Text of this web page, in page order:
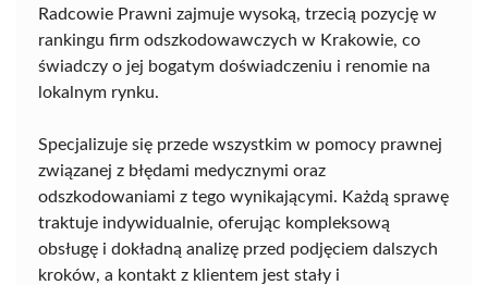
Radcowie Prawni zajmuje wysoką, trzecią pozycję w
rankingu firm odszkodowawczych w Krakowie, co
świadczy o jej bogatym doświadczeniu i renomie na
lokalnym rynku.
Specjalizuje się przede wszystkim w pomocy prawnej
związanej z błędami medycznymi oraz
odszkodowaniami z tego wynikającymi. Każdą sprawę
traktuje indywidualnie, oferując kompleksową
obsługę i dokładną analizę przed podjęciem dalszych
kroków, a kontakt z klientem jest stały i